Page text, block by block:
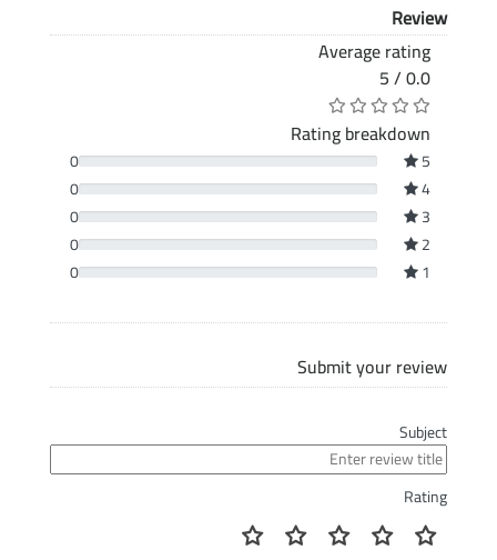
Review
Average rating
0.0 / 5
Rating breakdown
5
0
4
0
3
0
2
0
1
0
Submit your review
Subject
Rating